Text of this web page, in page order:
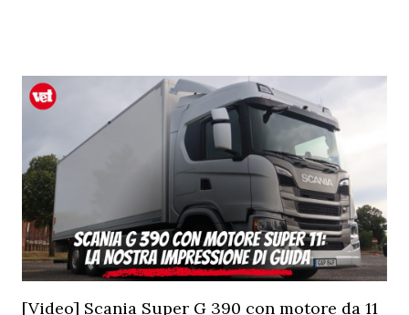
[Video] Scania Super G 390 con motore da 11